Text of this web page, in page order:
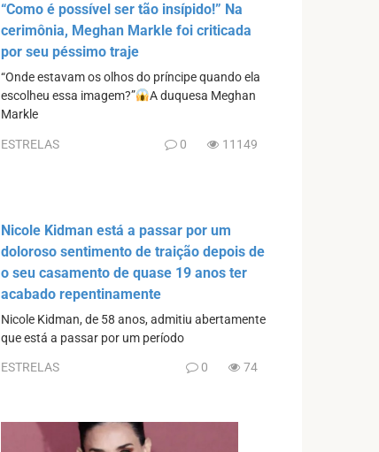
“Como é possível ser tão insípido!” Na
cerimônia, Meghan Markle foi criticada
por seu péssimo traje
“Onde estavam os olhos do príncipe quando ela
escolheu essa imagem?”
A duquesa Meghan
Markle
ESTRELAS 0 11149
Nicole Kidman está a passar por um
doloroso sentimento de traição depois de
o seu casamento de quase 19 anos ter
acabado repentinamente
Nicole Kidman, de 58 anos, admitiu abertamente
que está a passar por um período
ESTRELAS 0 74